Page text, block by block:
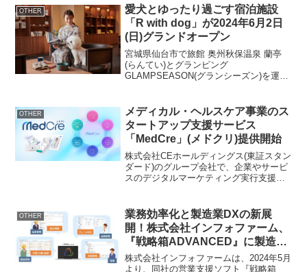
スだって左利き』残り1曲のみとなった瞬
間、突然、湯...
OTHER
愛犬とゆったり過ごす宿泊施設
「R with dog」が2024年6月2日
(日)グランドオープン
宮城県仙台市で旅館 奥州秋保温泉 蘭亭
(らんてい)とグランピング
GLAMPSEASON(グランシーズン)を運営
戸保7-1)は、ワンちゃんと一緒に楽しめる
宿泊施設「R...
OTHER
メディカル・ヘルスケア事業のス
タートアップ支援サービス
「MedCre」(メドクリ)提供開始
株式会社CEホールディングス(東証スタン
ダード)のグループ会社で、企業やサービ
スのデジタルマーケティング実行支援と
東京都北区。代表取締役COO：吉澤 愼
一。)は、20...
OTHER
業務効率化と製造業DXの新展
開！株式会社インフォファーム、
『戦略箱ADVANCED』に製造業
向けテンプレートを追加
株式会社インフォファームは、2024年5月
より、同社の営業支援ソフト『戦略箱